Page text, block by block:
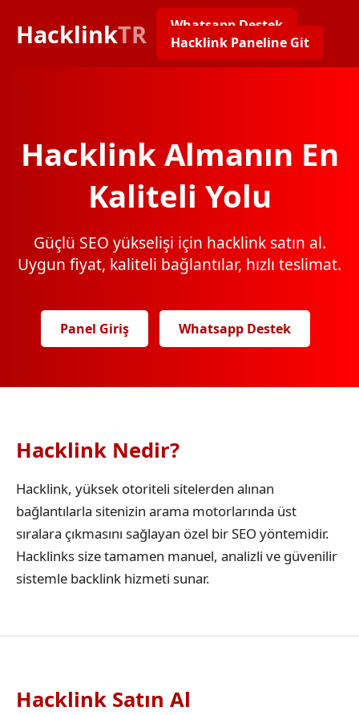
HacklinkTR
Whatsapp Destek
Hacklink Paneline Git
Hacklink Almanın En
Kaliteli Yolu
Güçlü SEO yükselişi için hacklink satın al.
Uygun fiyat, kaliteli bağlantılar, hızlı teslimat.
Panel Giriş Whatsapp Destek
Hacklink Nedir?
Hacklink, yüksek otoriteli sitelerden alınan
bağlantılarla sitenizin arama motorlarında üst
sıralara çıkmasını sağlayan özel bir SEO yöntemidir.
Hacklinks size tamamen manuel, analizli ve güvenilir
sistemle backlink hizmeti sunar.
Hacklink Satın Al